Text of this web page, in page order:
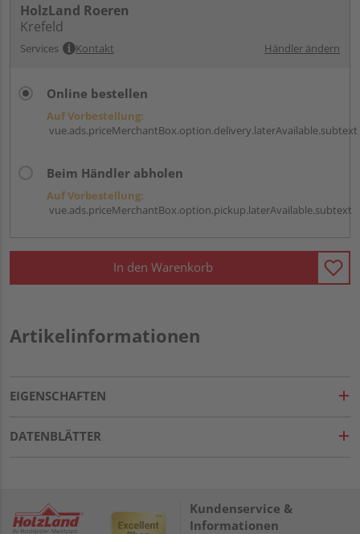
HolzLand Roeren
Krefeld
Services Kontakt Händler ändern
Online bestellen
Auf Vorbestellung:
vue.ads.priceMerchantBox.option.delivery.laterAvailable.subtext
Beim Händler abholen
Auf Vorbestellung:
vue.ads.priceMerchantBox.option.pickup.laterAvailable.subtext
In den Warenkorb
Artikelinformationen
EIGENSCHAFTEN
DATENBLÄTTER
Kundenservice &
Informationen